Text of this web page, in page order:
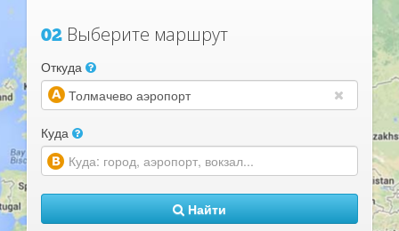
02 Выберите маршрут
Откуда
Куда
Найти